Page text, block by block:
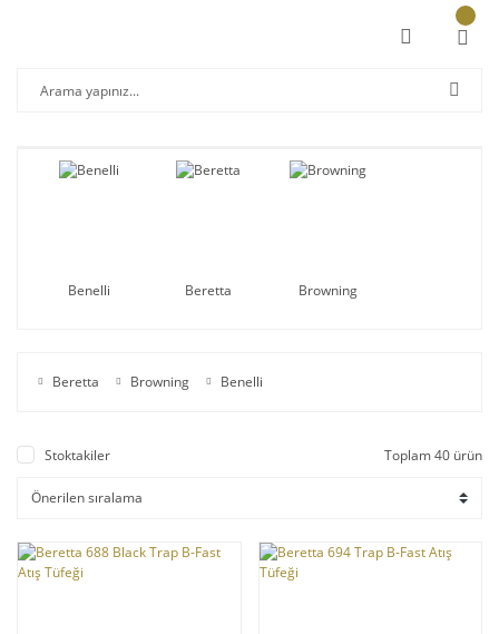
Benelli Beretta Browning
Beretta Browning Benelli
Stoktakiler Toplam 40 ürün